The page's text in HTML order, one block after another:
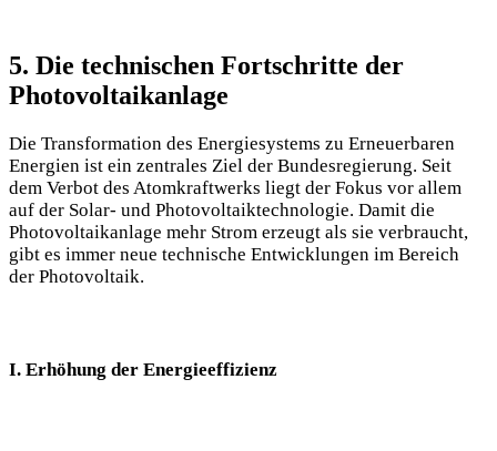
5. Die technischen Fortschritte der
Photovoltaikanlage
Die​ Transformation des ⁢Energiesystems zu Erneuerbaren
Energien ist ein zentrales Ziel der Bundesregierung. Seit
dem Verbot ‌des Atomkraftwerks liegt der Fokus vor allem
auf der Solar- und Photovoltaiktechnologie.‍ Damit die
Photovoltaikanlage mehr Strom erzeugt⁢ als sie verbraucht,
gibt es immer neue technische Entwicklungen im Bereich
⁤der Photovoltaik.
I. Erhöhung der Energieeffizienz